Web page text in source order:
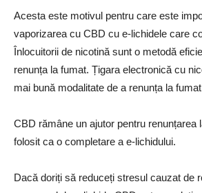
Acesta este motivul pentru care este
vaporizarea cu CBD cu e-lichidele care
Înlocuitorii de nicotină sunt o metodă
renunța la fumat. Țigara electronică cu
mai bună modalitate de a renunța la
CBD rămâne un ajutor pentru renunțarea
folosit ca o completare a e-lichidului.
Dacă doriți să reduceți stresul cauzat de